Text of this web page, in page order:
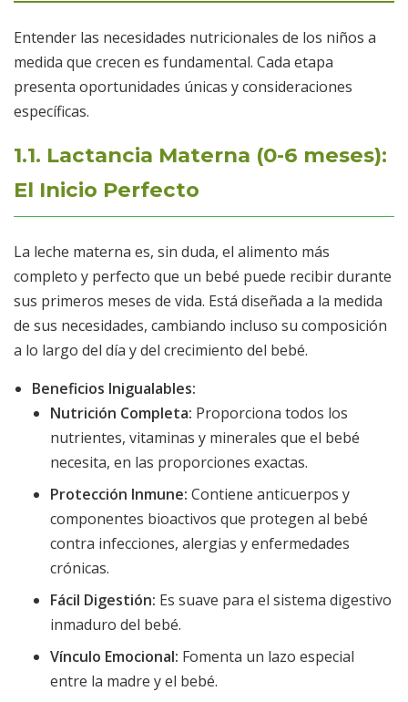
Entender las necesidades nutricionales de los niños a
medida que crecen es fundamental. Cada etapa
presenta oportunidades únicas y consideraciones
específicas.
1.1. Lactancia Materna (0-6 meses):
El Inicio Perfecto
La leche materna es, sin duda, el alimento más
completo y perfecto que un bebé puede recibir durante
sus primeros meses de vida. Está diseñada a la medida
de sus necesidades, cambiando incluso su composición
a lo largo del día y del crecimiento del bebé.
Beneficios Inigualables:
Nutrición Completa: Proporciona todos los
nutrientes, vitaminas y minerales que el bebé
necesita, en las proporciones exactas.
Protección Inmune: Contiene anticuerpos y
componentes bioactivos que protegen al bebé
contra infecciones, alergias y enfermedades
crónicas.
Fácil Digestión: Es suave para el sistema digestivo
inmaduro del bebé.
Vínculo Emocional: Fomenta un lazo especial
entre la madre y el bebé.